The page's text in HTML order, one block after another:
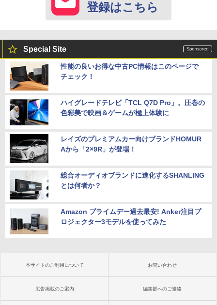
登録はこちら
Special Site
性能の良いお得な中古PC情報はこのページで
チェック！
ハイグレードテレビ「TCL Q7D Pro」。圧巻の
色彩美で映画＆ゲームが極上体験に
レイズのプレミアムカー向けブランドHOMUR
Aから「2×9R」が登場！
総合オーディオブランドに進化するSHANLING
とは何者か？
Amazon プライムデー過去最安! Anker注目プ
ロジェクター3モデルを使ってみた
本サイトのご利用について お問い合わせ
広告掲載のご案内 編集部へのご連絡